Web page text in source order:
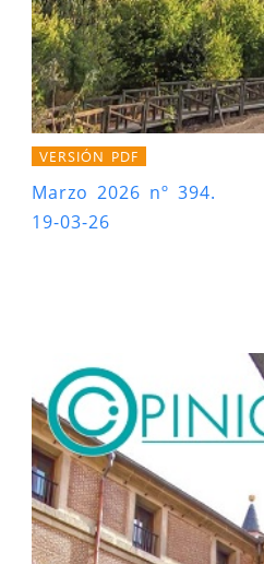
VERSIÓN PDF
Marzo 2026 nº 394.
19-03-26